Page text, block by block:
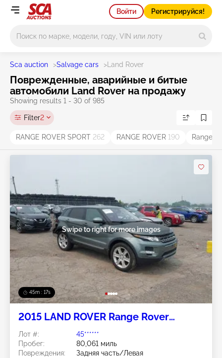
Войти Регистрируйся!
Sca auction >Salvage cars > Land Rover
Поврежденные, аварийные и битые
автомобили Land Rover на продажу
Showing results 1 - 30 of 985
Filter2
RANGE ROVER SPORT 262 RANGE ROVER 190 Range
45m : 14s
Swipe to right for more images
2015 LAND ROVER Range Rover
Лот #:
45******
Пробег:
80,061 миль
Повреждения:
Задняя часть/Левая